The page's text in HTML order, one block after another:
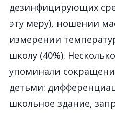
дезинфицирующих
эту меру), ношении
измерении
школу (40%).
упоминали
детьми:
школьное здание,